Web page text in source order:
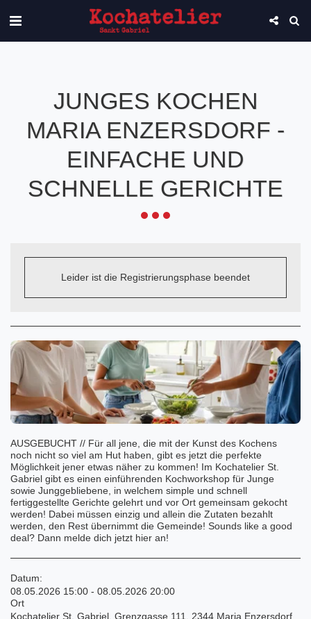
JUNGES KOCHEN
MARIA ENZERSDORF -
EINFACHE UND
SCHNELLE GERICHTE
Leider ist die Registrierungsphase beendet
AUSGEBUCHT // Für all jene, die mit der Kunst des Kochens
noch nicht so viel am Hut haben, gibt es jetzt die perfekte
Möglichkeit jener etwas näher zu kommen! Im Kochatelier St.
Gabriel gibt es einen einführenden Kochworkshop für Junge
sowie Junggebliebene, in welchem simple und schnell
fertiggestellte Gerichte gelehrt und vor Ort gemeinsam gekocht
werden! Dabei müssen einzig und allein die Zutaten bezahlt
werden, den Rest übernimmt die Gemeinde! Sounds like a good
deal? Dann melde dich jetzt hier an!
Datum:
08.05.2026 15:00 - 08.05.2026 20:00
Ort
Kochatelier St. Gabriel, Grenzgasse 111, 2344 Maria Enzersdorf